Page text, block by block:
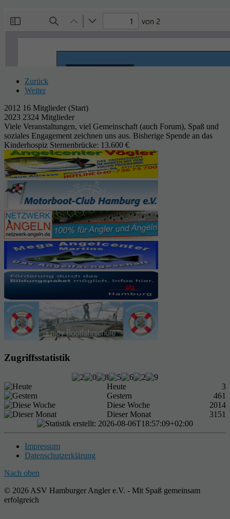
Zurück
Weiter
2012 16 Mitglieder (Start)
2023 2324 Mitglieder
Viele Veranstaltungen, viel Gemeinschaft (auch Forum), Spaß und
soziales Engagement zeichnen uns aus. Bisherige Spende an das
Kinderhospiz Sternenbrücke: 13.600 €
Zugriffsstatistik
Heute
3
Gestern
461
Diese Woche
2014
Dieser Monat
3151
Impressum
Datenschutzerklärung
Nach oben
© 2026 ASV Hamburger Angler e.V. - Mit Spaß gemeinsam
erfolgreich